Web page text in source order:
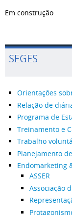
Em construção
SEGES
Orientações
Relação de
Programa de
Treinamento e
Trabalho
Planejamento
Endomarketing
ASSER
Associação